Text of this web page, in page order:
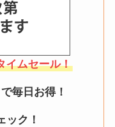
イムセール！
毎日お得！
ック！